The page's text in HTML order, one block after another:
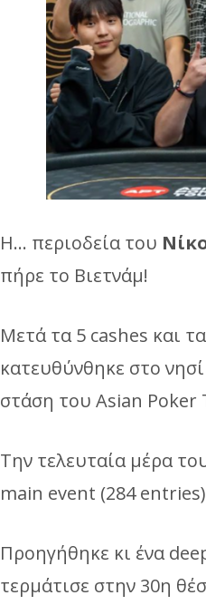
Η… περιοδεία του
πήρε το Βιετνάμ!
Μετά τα 5 cashes και
κατευθύνθηκε στο νησί
στάση του Asian Poker
Την τελευταία μέρα
main event (284
Προηγήθηκε κι ένα
τερμάτισε στην 30η